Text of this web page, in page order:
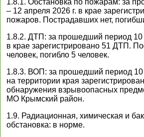
1.8.1. Обстановка по пожарам: за
– 12 апреля 2026 г. в крае
пожаров. Пострадавших нет,
1.8.2. ДТП: за прошедший период 10
в крае зарегистрировано 51 ДТП.
человек, погибло 5 человек.
1.8.3. ВОП: за прошедший период 10
на территории края
обнаружения взрывоопасных
МО Крымский район.
1.9. Радиационная, химическая и
обстановка: в норме.